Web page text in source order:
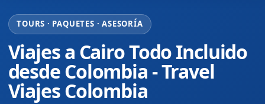
TOURS · PAQUETES · ASESORÍA
Viajes a Cairo Todo Incluido
desde Colombia - Travel
Viajes Colombia